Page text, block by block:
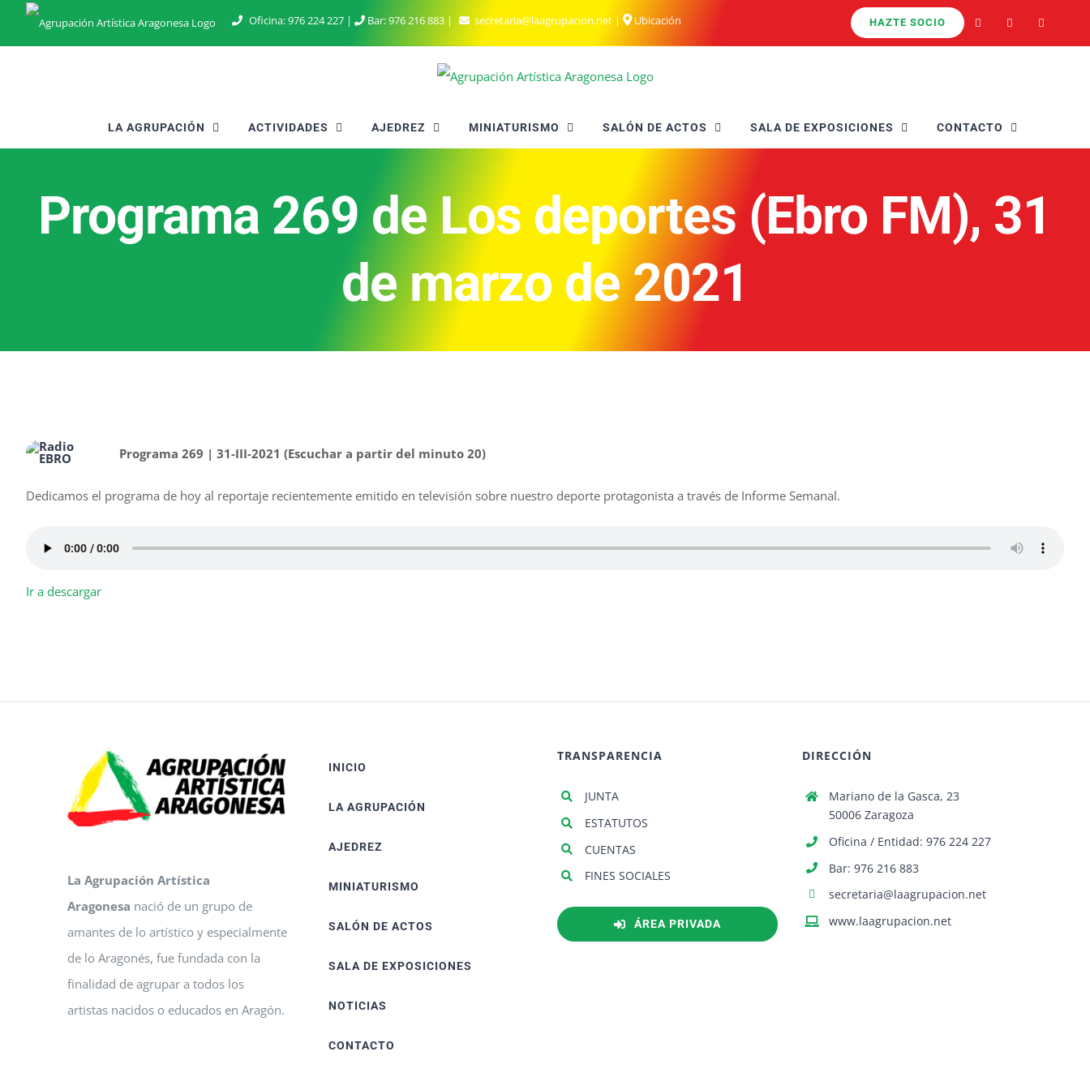
Saltar
Oficina:976 224 227 | Bar:976 216 883 | secretaria@laagrupacion.net| Ubicación HAZTE SOCIO
LA AGRUPACIÓN ACTIVIDADES AJEDREZ MINIATURISMO SALÓN DE ACTOS SALA DE EXPOSICIONES CONTACTO
Programa 269 de Los deportes (Ebro FM), 31
de marzo de 2021
Programa 269 | 31-III-2021 (Escuchar a partir del minuto 20)
Dedicamos el programa de hoy al reportaje recientemente emitido en televisión sobre nuestro deporte protagonista a través de Informe Semanal.
Ir a descargar
La Agrupación Artística
Aragonesa nació de un grupo de
amantes de lo artístico y especialmente
de lo Aragonés, fue fundada con la
finalidad de agrupar a todos los
artistas nacidos o educados en Aragón.
INICIO
LA AGRUPACIÓN
AJEDREZ
MINIATURISMO
SALÓN DE ACTOS
SALA DE EXPOSICIONES
NOTICIAS
CONTACTO
TRANSPARENCIA
JUNTA
ESTATUTOS
CUENTAS
FINES SOCIALES
ÁREA PRIVADA
DIRECCIÓN
Mariano de la Gasca, 23
50006 Zaragoza
Oficina / Entidad: 976 224 227
Bar: 976 216 883
secretaria@laagrupacion.net
www.laagrupacion.net